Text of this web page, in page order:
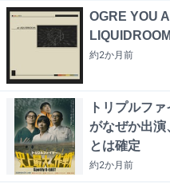
OGRE YOU
約2か月前
トリプルフ
がなぜか出演
とは確定
約2か月前